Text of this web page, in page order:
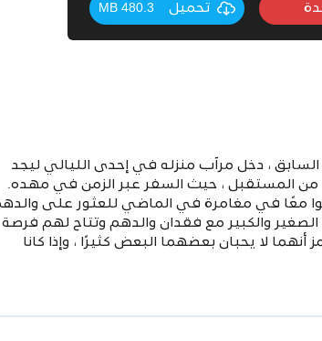
تحميل 480.3 MB
في العام السابق ، دخل مرآب منزله في إحدى الليالي ليجد
من المستقبل ، حيث السفر عبر الزمن في مهده.
في مغامرة في الماضي للعثور على
الصغير والكبير مع فقدان والدهم وتتاح لهم فرصة
لا يحبان بعضهما البعض كثيرًا ، وإذا كانا